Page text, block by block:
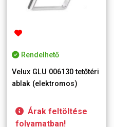
Rendelhető
Velux GLU 006130 tetőtéri
ablak (elektromos)
Árak feltöltése
folyamatban!